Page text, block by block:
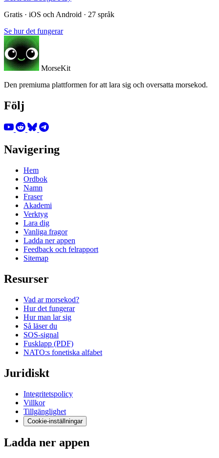
Gratis · iOS och Android · 27 språk
Se hur det fungerar
MorseKit
Den premiuma plattformen for att lara sig och oversatta morsekod.
Följ
Navigering
Hem
Ordbok
Namn
Fraser
Akademi
Verktyg
Lara dig
Vanliga fragor
Ladda ner appen
Feedback och felrapport
Sitemap
Resurser
Vad ar morsekod?
Hur det fungerar
Hur man lar sig
Så läser du
SOS-signal
Fusklapp (PDF)
NATO:s fonetiska alfabet
Juridiskt
Integritetspolicy
Villkor
Tillgänglighet
Cookie-inställningar
Ladda ner appen